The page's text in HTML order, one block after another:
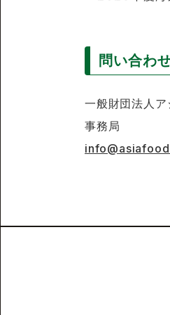
問い合わ
一般財団法人
事務局